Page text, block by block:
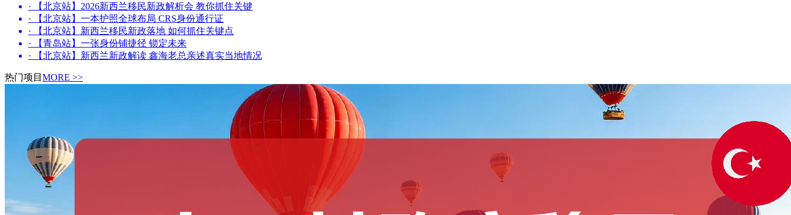
· 【北京站】2026新西兰移民新政解析会 教你抓住关键
· 【北京站】一本护照全球布局 CRS身份通行证
· 【北京站】新西兰移民新政落地 如何抓住关键点
· 【青岛站】一张身份铺捷径 锁定未来
· 【北京站】新西兰新政解读 鑫海老总亲述真实当地情况
热门项目 MORE >>